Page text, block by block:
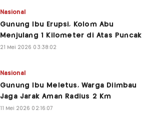
Nasional
Gunung Ibu Erupsi, Kolom Abu
Menjulang 1 Kilometer di Atas Puncak
21 Mei 2026 03:38:02
Nasional
Gunung Ibu Meletus, Warga Diimbau
Jaga Jarak Aman Radius 2 Km
11 Mei 2026 02:16:07